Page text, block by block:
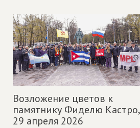
Возложение цветов к
памятнику Фиделю Кастро,
29 апреля 2026